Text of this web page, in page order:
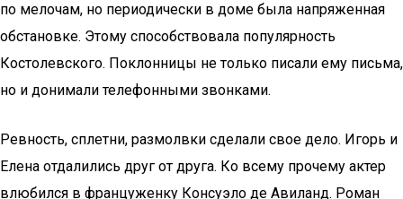
по мелочам, но периодически в доме была напряженная
обстановке. Этому способствовала популярность
Костолевского. Поклонницы не только писали ему письма,
но и донимали телефонными звонками.
Ревность, сплетни, размолвки сделали свое дело. Игорь и
Елена отдалились друг от друга. Ко всему прочему актер
влюбился в француженку Консуэло де Авиланд. Роман